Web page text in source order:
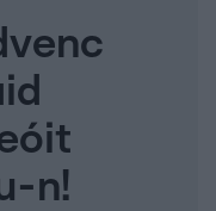
n!